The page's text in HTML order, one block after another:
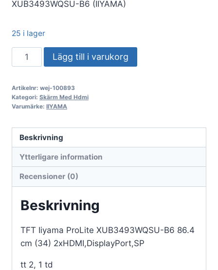
XUB3493WQSU-B6 (IIYAMA)
25 i lager
TFT
Iiyama
XUB3493WQSU-
B6
(34)
2xHDMI,
DisplayPort,
SP
Lägg till i varukorg
Artikelnr: wej-100893
Kategori: Skärm Med Hdmi
Varumärke: IIYAMA
Beskrivning
Ytterligare information
Recensioner (0)
Beskrivning
TFT Iiyama ProLite XUB3493WQSU-B6 86.4
cm (34) 2xHDMI,DisplayPort,SP
tt 2, 1 td